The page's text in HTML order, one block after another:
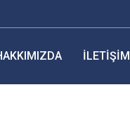
İLETIŞIM